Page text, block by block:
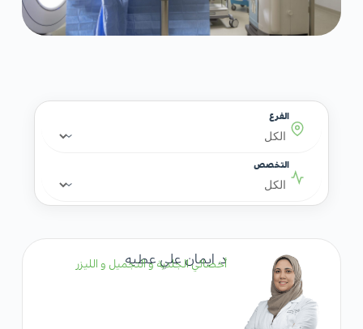
الفرع
التخصص
د. ايمان علي عطيه
أخصائي الجلدية و التجميل و الليزر